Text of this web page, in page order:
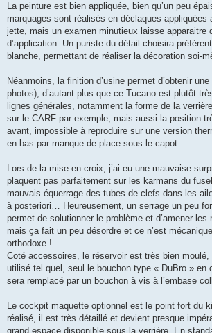
La peinture est bien appliquée, bien qu’un peu
marquages sont réalisés en déclaques appliquées
jette, mais un examen minutieux laisse apparaitre
d’application. Un puriste du détail choisira
blanche, permettant de réaliser la décoration soi-
Néanmoins, la finition d’usine permet d’obtenir
photos), d’autant plus que ce Tucano est plutôt
lignes générales, notamment la forme de la
sur le CARF par exemple, mais aussi la position
avant, impossible à reproduire sur une version
en bas par manque de place sous le capot.
Lors de la mise en croix, j’ai eu une mauvaise
plaquent pas parfaitement sur les karmans du
mauvais équerrage des tubes de clefs dans les
à posteriori… Heureusement, un serrage un peu
permet de solutionner le problème et d’amener les
mais ça fait un peu désordre et ce n’est
orthodoxe !
Coté accessoires, le réservoir est très bien
utilisé tel quel, seul le bouchon type « DuBro » en
sera remplacé par un bouchon à vis à l’embase
Le cockpit maquette optionnel est le point fort du
réalisé, il est très détaillé et devient presque
grand espace disponible sous la verrière. En